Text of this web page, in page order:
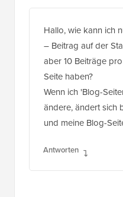
Hallo, wie kann ich
– Beitrag auf der
aber 10 Beiträge
Seite haben?
Wenn ich 'Blog-
ändere, ändert sich
und meine Blog-
Antworten